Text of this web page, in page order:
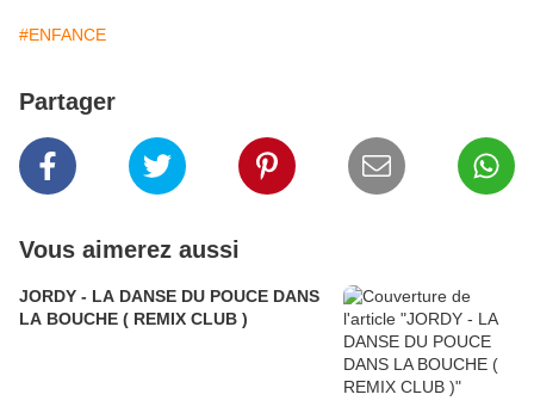
#ENFANCE
Partager
Vous aimerez aussi
JORDY - LA DANSE DU POUCE DANS
LA BOUCHE ( REMIX CLUB )